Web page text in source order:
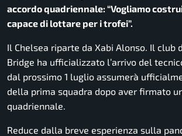
accordo quadriennale: “Vogliamo
capace di lottare per i trofei”.
Il Chelsea riparte da Xabi Alonso. Il club
Bridge ha ufficializzato l’arrivo del
dal prossimo 1 luglio assumerà
della prima squadra dopo aver firmato
quadriennale.
Reduce dalla breve esperienza sulla